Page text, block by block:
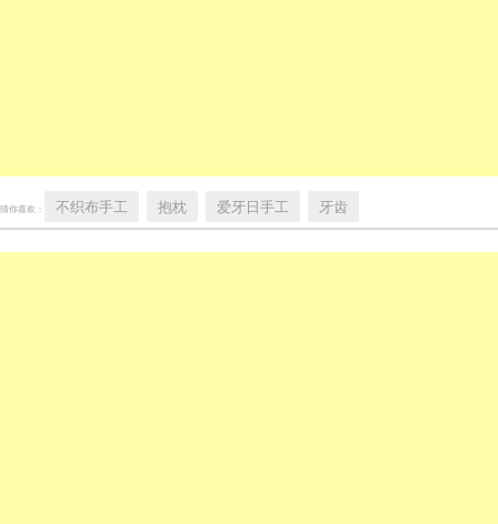
猜你喜欢： 不织布手工 抱枕 爱牙日手工 牙齿